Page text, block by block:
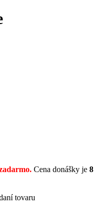
Cena donášky je 8
tovaru